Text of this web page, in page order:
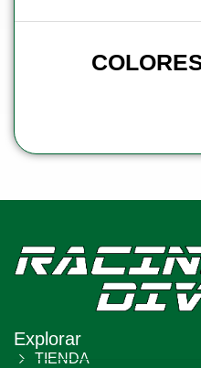
Explorar
TIENDA